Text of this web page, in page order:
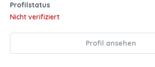
Profilstatus
Nicht verifiziert
Profil ansehen